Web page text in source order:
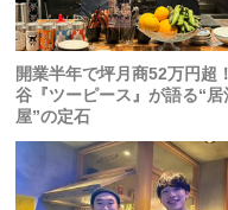
開業半年で坪月商52万円超
谷『ツーピース』が語る“居
屋”の定石